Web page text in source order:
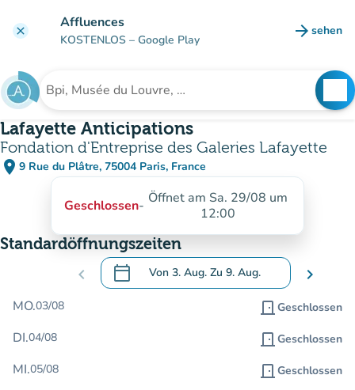
clear Affluences
KOSTENLOS – Google Play arrow_forward sehen
(new
Suche nach einer Einrichtung
Lafayette Anticipations
Fondation d'Entreprise des Galeries Lafayette
place 9 Rue du Plâtre, 75004 Paris, France
(in Google Maps öffnen)
(new tab)
Geschlossen- Öffnet am Sa. 29/08 um
12:00
Standardöffnungszeiten
chevron_left calendar_today Von 3. Aug. Zu 9. Aug.
.Öffnen Sie den Kalender, um Daten zu
chevron_right
MO.03/08 door_front Geschlossen
DI.04/08 door_front Geschlossen
MI.05/08 door_front Geschlossen